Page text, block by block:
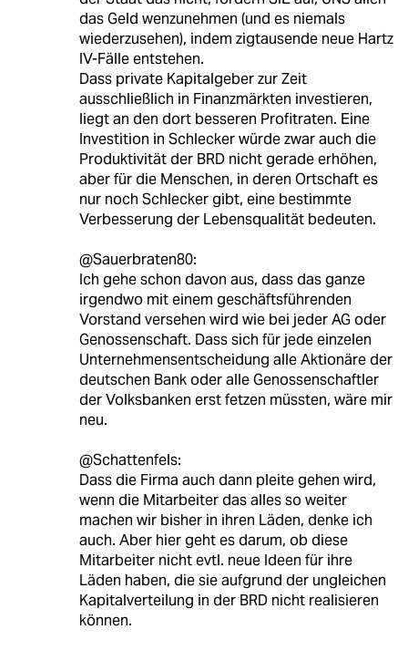
das Geld wenzunehmen (und es niemals
wiederzusehen), indem zigtausende neue Hartz
IV-Fälle entstehen.
Dass private Kapitalgeber zur Zeit
ausschließlich in Finanzmärkten investieren,
liegt an den dort besseren Profitraten. Eine
Investition in Schlecker würde zwar auch die
Produktivität der BRD nicht gerade erhöhen,
aber für die Menschen, in deren Ortschaft es
nur noch Schlecker gibt, eine bestimmte
Verbesserung der Lebensqualität bedeuten.
@Sauerbraten80:
Ich gehe schon davon aus, dass das ganze
irgendwo mit einem geschäftsführenden
Vorstand versehen wird wie bei jeder AG oder
Genossenschaft. Dass sich für jede einzelen
Unternehmensentscheidung alle Aktionäre der
deutschen Bank oder alle Genossenschaftler
der Volksbanken erst fetzen müssten, wäre mir
neu.
@Schattenfels:
Dass die Firma auch dann pleite gehen wird,
wenn die Mitarbeiter das alles so weiter
machen wir bisher in ihren Läden, denke ich
auch. Aber hier geht es darum, ob diese
Mitarbeiter nicht evtl. neue Ideen für ihre
Läden haben, die sie aufgrund der ungleichen
Kapitalverteilung in der BRD nicht realisieren
können.